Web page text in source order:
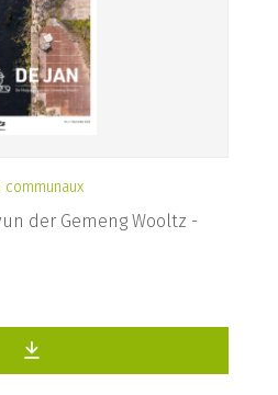
communaux
der Gemeng Wooltz -